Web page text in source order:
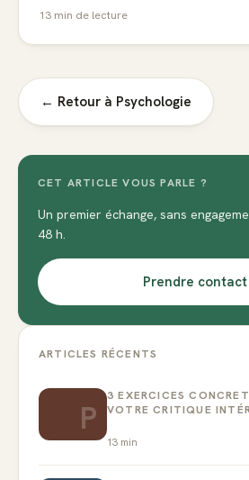
13 min de lecture
← Retour à Psychologie
CET ARTICLE VOUS PARLE ?
Un premier échange, sans
48 h.
Prendre contact
ARTICLES RÉCENTS
P
3 EXERCICES
VOTRE CRITIQUE
13 min